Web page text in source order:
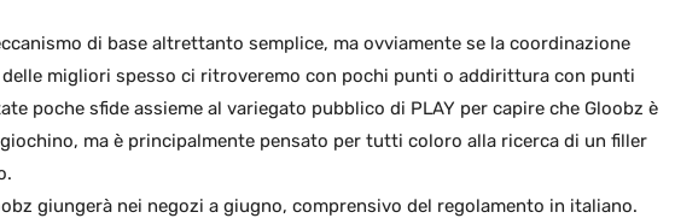
di base altrettanto semplice, ma ovviamente se la coordinazione
migliori spesso ci ritroveremo con pochi punti o addirittura con punti
poche sfide assieme al variegato pubblico di PLAY per capire che Gloobz è
ma è principalmente pensato per tutti coloro alla ricerca di un filler
giungerà nei negozi a giugno, comprensivo del regolamento in italiano.